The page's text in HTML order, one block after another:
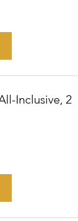
Inclusive, 2